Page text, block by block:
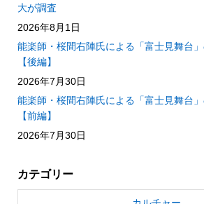
大が調査
2026年8月1日
能楽師・桜間右陣氏による「富士見舞台
【後編】
2026年7月30日
能楽師・桜間右陣氏による「富士見舞台
【前編】
2026年7月30日
カテゴリー